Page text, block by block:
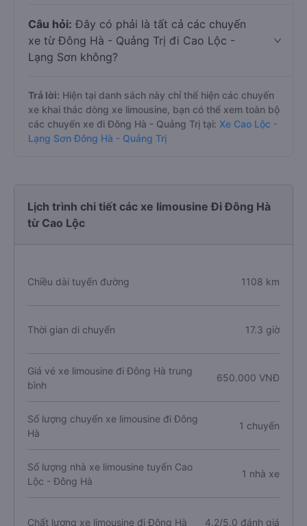
Câu hỏi: Đây có phải là tất cả các chuyến
xe từ Đông Hà - Quảng Trị đi Cao Lộc -
Lạng Sơn không?
Trả lời: Hiện tại danh sách này chỉ thể hiện các chuyến
xe khai thác dòng xe limousine, bạn có thể xem toàn bộ
các chuyến xe đi Đông Hà - Quảng Trị tại: Xe Cao Lộc -
Lạng Sơn Đông Hà - Quảng Trị
Lịch trình chi tiết các xe limousine Đi Đông Hà
từ Cao Lộc
Chiều dài tuyến đường 1108 km
Thời gian di chuyển 17.3 giờ
Giá vé xe limousine đi Đông Hà trung
bình
650.000 VNĐ
Số lượng chuyến xe limousine đi Đông
Hà
1 chuyến
Số lượng nhà xe limousine tuyến Cao
Lộc - Đông Hà
1 nhà xe
Chất lượng xe limousine đi Đông Hà 4.2/5.0 đánh giá